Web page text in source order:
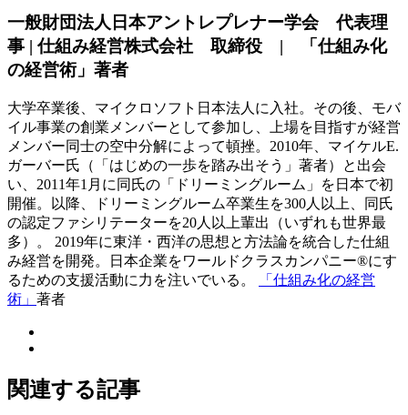
一般財団法人日本アントレプレナー学会 代表理
事 | 仕組み経営株式会社 取締役 | 「仕組み化
の経営術」著者
大学卒業後、マイクロソフト日本法人に入社。その後、モバ
イル事業の創業メンバーとして参加し、上場を目指すが経営
メンバー同士の空中分解によって頓挫。2010年、マイケルE.
ガーバー氏（「はじめの一歩を踏み出そう」著者）と出会
い、2011年1月に同氏の「ドリーミングルーム」を日本で初
開催。以降、ドリーミングルーム卒業生を300人以上、同氏
の認定ファシリテーターを20人以上輩出（いずれも世界最
多）。 2019年に東洋・西洋の思想と方法論を統合した仕組
み経営を開発。日本企業をワールドクラスカンパニー®にす
るための支援活動に力を注いでいる。
「仕組み化の経営
術」 著者
関連する記事